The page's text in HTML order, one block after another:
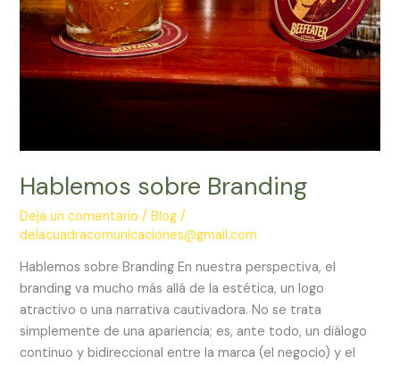
Hablemos sobre Branding
Deja un comentario /Blog /
delacuadracomunicaciones@gmail.com
Hablemos sobre Branding En nuestra perspectiva, el
branding va mucho más allá de la estética, un logo
atractivo o una narrativa cautivadora. No se trata
simplemente de una apariencia; es, ante todo, un diálogo
continuo y bidireccional entre la marca (el negocio) y el